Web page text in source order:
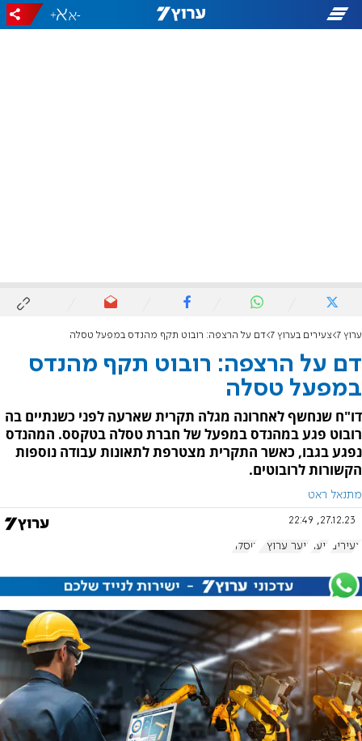
-
+
ערוץ 7 צעירים בערוץ 7 דם על הרצפה: רובוט תקף מהנדס במפעל טסלה
דם על הרצפה: רובוט תקף מהנדס
במפעל טסלה
דו"ח שנחשף לאחרונה מגלה תקרית שארעה לפני כשנתיים בה
רובוט פגע במהנדס במפעל של חברת טסלה בטקסס. המהנדס
נפגע בגבו, כאשר התקרית מצטרפת לתאונות עבודה נוספות
הקשורות לרובוטים.
מתנאל ראט
27.12.23, 22:49
צעירים נוער נוער ערוץ 7 טסלה